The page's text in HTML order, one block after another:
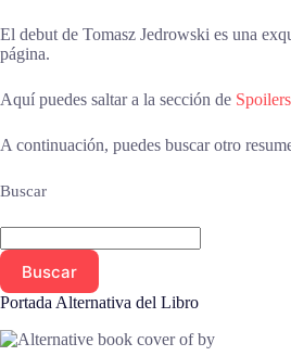
El debut de Tomasz Jedrowski es una
página.
Aquí puedes saltar a la sección de Spoilers
A continuación, puedes buscar otro
Buscar
Buscar
Portada Alternativa del Libro